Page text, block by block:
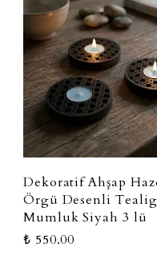
Dekoratif Ahşap
Örgü Desenli
Mumluk Siyah 3 lü
₺ 550.00